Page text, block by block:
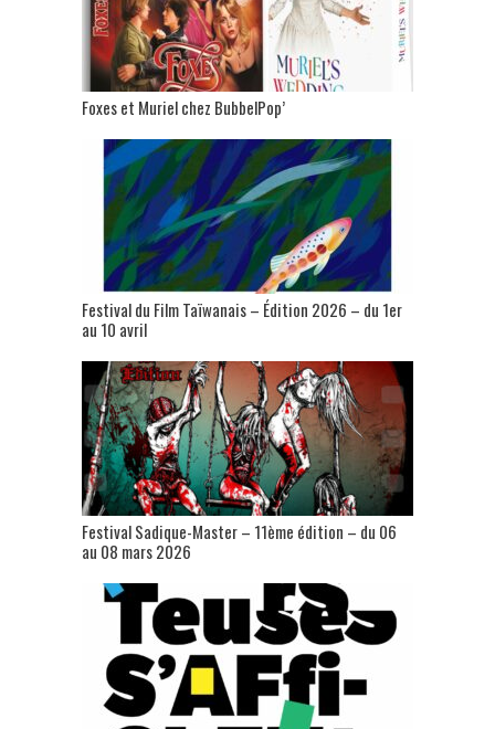
Foxes et Muriel chez BubbelPop’
Festival du Film Taïwanais – Édition 2026 – du 1er
au 10 avril
Festival Sadique-Master – 11ème édition – du 06
au 08 mars 2026